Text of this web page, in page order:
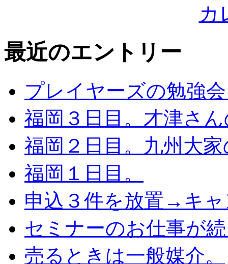
最近のエントリー
プレイヤーズの勉強
福岡３日目。才津さ
福岡２日目。九州大
福岡１日目。
申込３件を放置→キ
セミナーのお仕事が
売るときは一般媒介。